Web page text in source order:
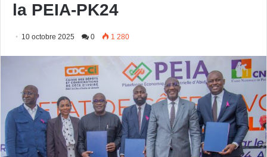
la PEIA-PK24
10 octobre 2025 0 1 280